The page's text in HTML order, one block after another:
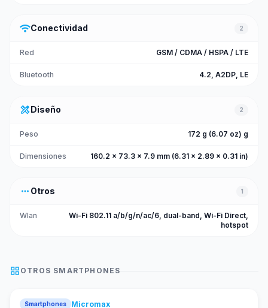
wifiConectividad 2
Red GSM / CDMA / HSPA / LTE
Bluetooth 4.2, A2DP, LE
design_servicesDiseño 2
Peso 172 g (6.07 oz) g
Dimensiones 160.2 x 73.3 x 7.9 mm (6.31 x 2.89 x 0.31 in)
more_horiz Otros 1
Wlan
Wi-Fi 802.11 a/b/g/n/ac/6, dual-band, Wi-Fi Direct,
hotspot
grid_view OTROS SMARTPHONES
Smartphones Micromax